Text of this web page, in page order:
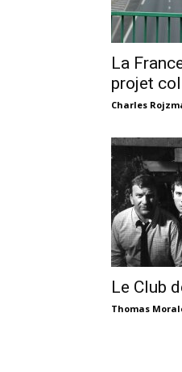
La
projet
Charles
Le Club
Thomas